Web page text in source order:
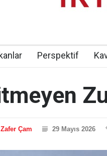
Perspektif
Zafer Çam 29 Mayıs 2026